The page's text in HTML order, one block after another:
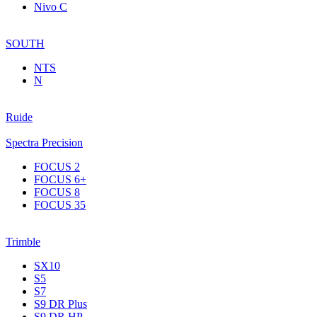
Nivo C
SOUTH
NTS
N
Ruide
Spectra Precision
FOCUS 2
FOCUS 6+
FOCUS 8
FOCUS 35
Trimble
SX10
S5
S7
S9 DR Plus